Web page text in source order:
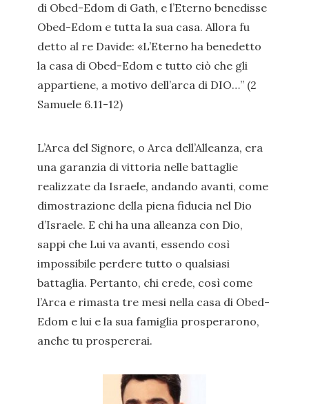
di Obed-Edom di Gath, e l’Eterno benedisse
Obed-Edom e tutta la sua casa. Allora fu
detto al re Davide: «L’Eterno ha benedetto
la casa di Obed-Edom e tutto ciò che gli
appartiene, a motivo dell’arca di DIO…” (2
Samuele 6.11-12)
L’Arca del Signore, o Arca dell’Alleanza, era
una garanzia di vittoria nelle battaglie
realizzate da Israele, andando avanti, come
dimostrazione della piena fiducia nel Dio
d’Israele. E chi ha una alleanza con Dio,
sappi che Lui va avanti, essendo così
impossibile perdere tutto o qualsiasi
battaglia. Pertanto, chi crede, così come
l’Arca e rimasta tre mesi nella casa di Obed-
Edom e lui e la sua famiglia prosperarono,
anche tu prospererai.